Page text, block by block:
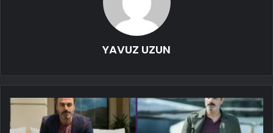
YAVUZ UZUN